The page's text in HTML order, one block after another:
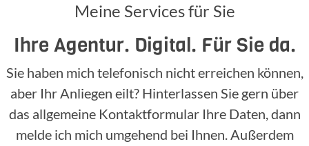
Meine Services für Sie
Ihre Agentur. Digital. Für Sie da.
Sie haben mich telefonisch nicht erreichen können,
aber Ihr Anliegen eilt? Hinterlassen Sie gern über
das allgemeine Kontaktformular Ihre Daten, dann
melde ich mich umgehend bei Ihnen. Außerdem